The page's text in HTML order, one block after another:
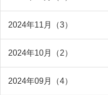
2024年11月（3）
2024年10月（2）
2024年09月（4）